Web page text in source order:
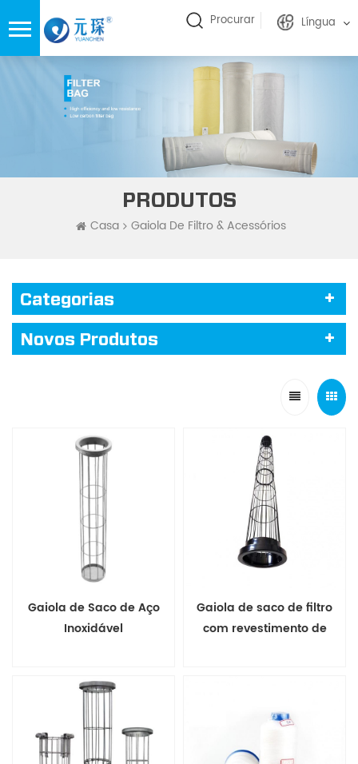
Procurar Língua
PRODUTOS
Casa Gaiola De Filtro & Acessórios
Categorias
Novos Produtos
Gaiola de Saco de Aço
Inoxidável
Gaiola de saco de filtro
com revestimento de